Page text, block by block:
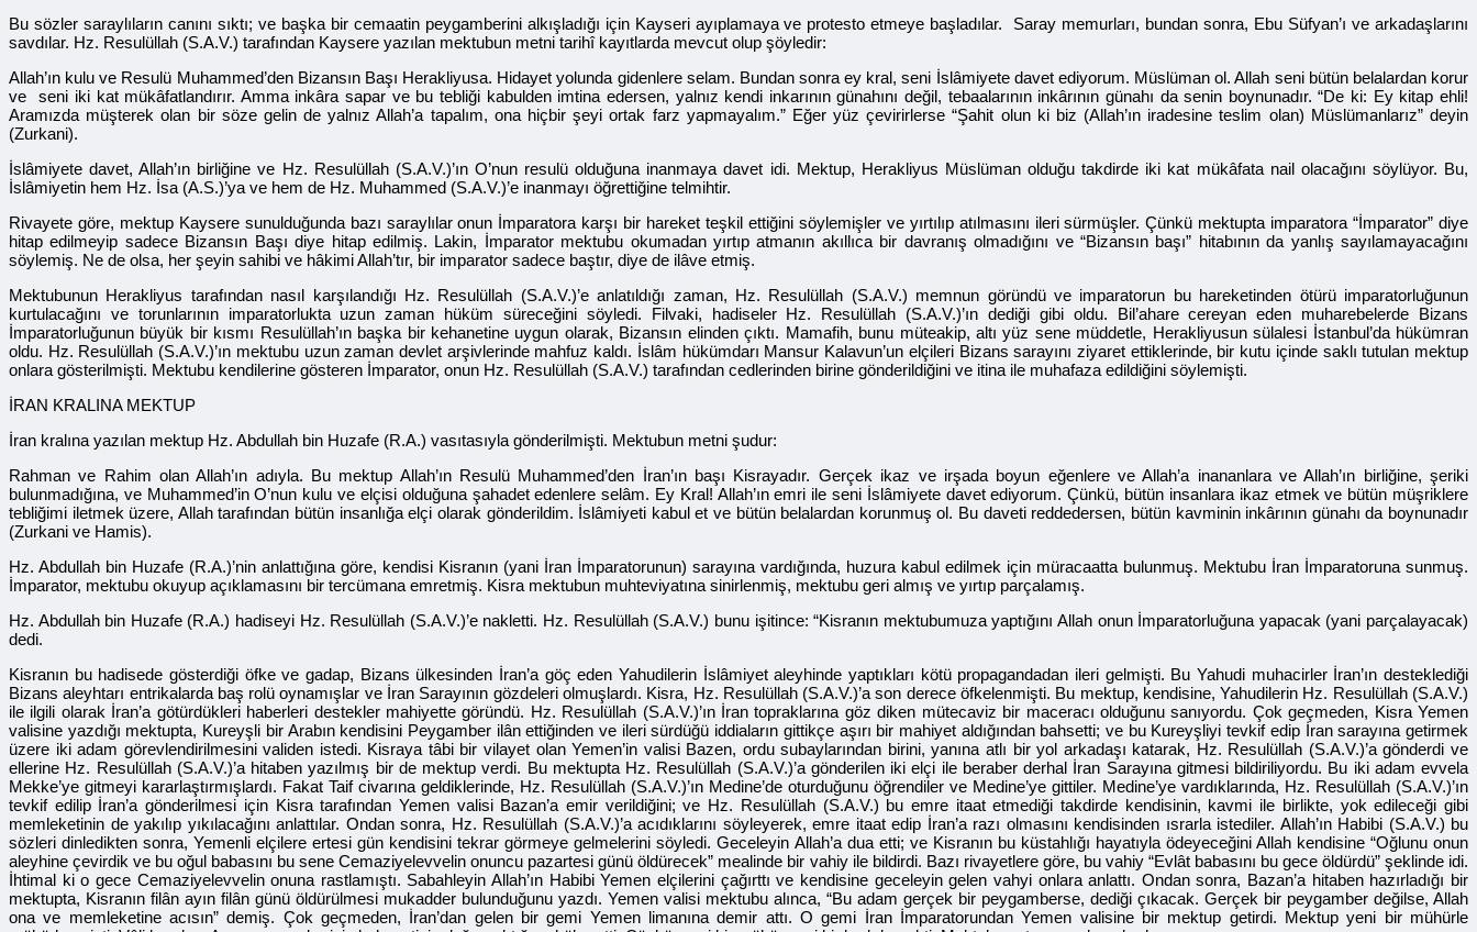
Bu sözler saraylıların canını sıktı; ve başka bir cemaatin peygamberini alkışladığı için Kayseri ayıplamaya ve protesto etmeye başladılar. Saray memurları, bundan sonra, Ebu Süfyan’ı ve arkadaşlarını
savdılar. Hz. Resulüllah (S.A.V.) tarafından Kaysere yazılan mektubun metni tarihî kayıtlarda mevcut olup şöyledir:
Allah’ın kulu ve Resulü Muhammed’den Bizansın Başı Herakliyusa. Hidayet yolunda gidenlere selam. Bundan sonra ey kral, seni İslâmiyete davet ediyorum. Müslüman ol. Allah seni bütün belalardan korur
ve seni iki kat mükâfatlandırır. Amma inkâra sapar ve bu tebliği kabulden imtina edersen, yalnız kendi inkarının günahını değil, tebaalarının inkârının günahı da senin boynunadır. “De ki: Ey kitap ehli!
Aramızda müşterek olan bir söze gelin de yalnız Allah’a tapalım, ona hiçbir şeyi ortak farz yapmayalım.” Eğer yüz çevirirlerse “Şahit olun ki biz (Allah’ın iradesine teslim olan) Müslümanlarız” deyin
(Zurkani).
İslâmiyete davet, Allah’ın birliğine ve Hz. Resulüllah (S.A.V.)’ın O’nun resulü olduğuna inanmaya davet idi. Mektup, Herakliyus Müslüman olduğu takdirde iki kat mükâfata nail olacağını söylüyor. Bu,
İslâmiyetin hem Hz. İsa (A.S.)’ya ve hem de Hz. Muhammed (S.A.V.)’e inanmayı öğrettiğine telmihtir.
Rivayete göre, mektup Kaysere sunulduğunda bazı saraylılar onun İmparatora karşı bir hareket teşkil ettiğini söylemişler ve yırtılıp atılmasını ileri sürmüşler. Çünkü mektupta imparatora “İmparator” diye
hitap edilmeyip sadece Bizansın Başı diye hitap edilmiş. Lakin, İmparator mektubu okumadan yırtıp atmanın akıllıca bir davranış olmadığını ve “Bizansın başı” hitabının da yanlış sayılamayacağını
söylemiş. Ne de olsa, her şeyin sahibi ve hâkimi Allah’tır, bir imparator sadece baştır, diye de ilâve etmiş.
Mektubunun Herakliyus tarafından nasıl karşılandığı Hz. Resulüllah (S.A.V.)’e anlatıldığı zaman, Hz. Resulüllah (S.A.V.) memnun göründü ve imparatorun bu hareketinden ötürü imparatorluğunun
kurtulacağını ve torunlarının imparatorlukta uzun zaman hüküm süreceğini söyledi. Filvaki, hadiseler Hz. Resulüllah (S.A.V.)’ın dediği gibi oldu. Bil’ahare cereyan eden muharebelerde Bizans
İmparatorluğunun büyük bir kısmı Resulüllah’ın başka bir kehanetine uygun olarak, Bizansın elinden çıktı. Mamafih, bunu müteakip, altı yüz sene müddetle, Herakliyusun sülalesi İstanbul’da hükümran
oldu. Hz. Resulüllah (S.A.V.)’ın mektubu uzun zaman devlet arşivlerinde mahfuz kaldı. İslâm hükümdarı Mansur Kalavun’un elçileri Bizans sarayını ziyaret ettiklerinde, bir kutu içinde saklı tutulan mektup
onlara gösterilmişti. Mektubu kendilerine gösteren İmparator, onun Hz. Resulüllah (S.A.V.) tarafından cedlerinden birine gönderildiğini ve itina ile muhafaza edildiğini söylemişti.
İRAN KRALINA MEKTUP
İran kralına yazılan mektup Hz. Abdullah bin Huzafe (R.A.) vasıtasıyla gönderilmişti. Mektubun metni şudur:
Rahman ve Rahim olan Allah’ın adıyla. Bu mektup Allah’ın Resulü Muhammed’den İran’ın başı Kisrayadır. Gerçek ikaz ve irşada boyun eğenlere ve Allah’a inananlara ve Allah’ın birliğine, şeriki
bulunmadığına, ve Muhammed’in O’nun kulu ve elçisi olduğuna şahadet edenlere selâm. Ey Kral! Allah’ın emri ile seni İslâmiyete davet ediyorum. Çünkü, bütün insanlara ikaz etmek ve bütün müşriklere
tebliğimi iletmek üzere, Allah tarafından bütün insanlığa elçi olarak gönderildim. İslâmiyeti kabul et ve bütün belalardan korunmuş ol. Bu daveti reddedersen, bütün kavminin inkârının günahı da boynunadır
(Zurkani ve Hamis).
Hz. Abdullah bin Huzafe (R.A.)’nin anlattığına göre, kendisi Kisranın (yani İran İmparatorunun) sarayına vardığında, huzura kabul edilmek için müracaatta bulunmuş. Mektubu İran İmparatoruna sunmuş.
İmparator, mektubu okuyup açıklamasını bir tercümana emretmiş. Kisra mektubun muhteviyatına sinirlenmiş, mektubu geri almış ve yırtıp parçalamış.
Hz. Abdullah bin Huzafe (R.A.) hadiseyi Hz. Resulüllah (S.A.V.)’e nakletti. Hz. Resulüllah (S.A.V.) bunu işitince: “Kisranın mektubumuza yaptığını Allah onun İmparatorluğuna yapacak (yani parçalayacak)
dedi.
Kisranın bu hadisede gösterdiği öfke ve gadap, Bizans ülkesinden İran’a göç eden Yahudilerin İslâmiyet aleyhinde yaptıkları kötü propagandadan ileri gelmişti. Bu Yahudi muhacirler İran’ın desteklediği
Bizans aleyhtarı entrikalarda baş rolü oynamışlar ve İran Sarayının gözdeleri olmuşlardı. Kisra, Hz. Resulüllah (S.A.V.)’a son derece öfkelenmişti. Bu mektup, kendisine, Yahudilerin Hz. Resulüllah (S.A.V.)
ile ilgili olarak İran’a götürdükleri haberleri destekler mahiyette göründü. Hz. Resulüllah (S.A.V.)’ın İran topraklarına göz diken mütecaviz bir maceracı olduğunu sanıyordu. Çok geçmeden, Kisra Yemen
valisine yazdığı mektupta, Kureyşli bir Arabın kendisini Peygamber ilân ettiğinden ve ileri sürdüğü iddiaların gittikçe aşırı bir mahiyet aldığından bahsetti; ve bu Kureyşliyi tevkif edip İran sarayına getirmek
üzere iki adam görevlendirilmesini validen istedi. Kisraya tâbi bir vilayet olan Yemen’in valisi Bazen, ordu subaylarından birini, yanına atlı bir yol arkadaşı katarak, Hz. Resulüllah (S.A.V.)’a gönderdi ve
ellerine Hz. Resulüllah (S.A.V.)’a hitaben yazılmış bir de mektup verdi. Bu mektupta Hz. Resulüllah (S.A.V.)’a gönderilen iki elçi ile beraber derhal İran Sarayına gitmesi bildiriliyordu. Bu iki adam evvela
Mekke’ye gitmeyi kararlaştırmışlardı. Fakat Taif civarına geldiklerinde, Hz. Resulüllah (S.A.V.)’ın Medine’de oturduğunu öğrendiler ve Medine’ye gittiler. Medine’ye vardıklarında, Hz. Resulüllah (S.A.V.)’ın
tevkif edilip İran’a gönderilmesi için Kisra tarafından Yemen valisi Bazan’a emir verildiğini; ve Hz. Resulüllah (S.A.V.) bu emre itaat etmediği takdirde kendisinin, kavmi ile birlikte, yok edileceği gibi
memleketinin de yakılıp yıkılacağını anlattılar. Ondan sonra, Hz. Resulüllah (S.A.V.)’a acıdıklarını söyleyerek, emre itaat edip İran’a razı olmasını kendisinden ısrarla istediler. Allah’ın Habibi (S.A.V.) bu
sözleri dinledikten sonra, Yemenli elçilere ertesi gün kendisini tekrar görmeye gelmelerini söyledi. Geceleyin Allah’a dua etti; ve Kisranın bu küstahlığı hayatıyla ödeyeceğini Allah kendisine “Oğlunu onun
aleyhine çevirdik ve bu oğul babasını bu sene Cemaziyelevvelin onuncu pazartesi günü öldürecek” mealinde bir vahiy ile bildirdi. Bazı rivayetlere göre, bu vahiy “Evlât babasını bu gece öldürdü” şeklinde idi.
İhtimal ki o gece Cemaziyelevvelin onuna rastlamıştı. Sabahleyin Allah’ın Habibi Yemen elçilerini çağırttı ve kendisine geceleyin gelen vahyi onlara anlattı. Ondan sonra, Bazan’a hitaben hazırladığı bir
mektupta, Kisranın filân ayın filân günü öldürülmesi mukadder bulunduğunu yazdı. Yemen valisi mektubu alınca, “Bu adam gerçek bir peygamberse, dediği çıkacak. Gerçek bir peygamber değilse, Allah
ona ve memleketine acısın” demiş. Çok geçmeden, İran’dan gelen bir gemi Yemen limanına demir attı. O gemi İran İmparatorundan Yemen valisine bir mektup getirdi. Mektup yeni bir mühürle